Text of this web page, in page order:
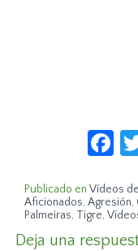
Publicado en Vídeos
Aficionados,Agresión,
Palmeiras, Tigre,
Deja una